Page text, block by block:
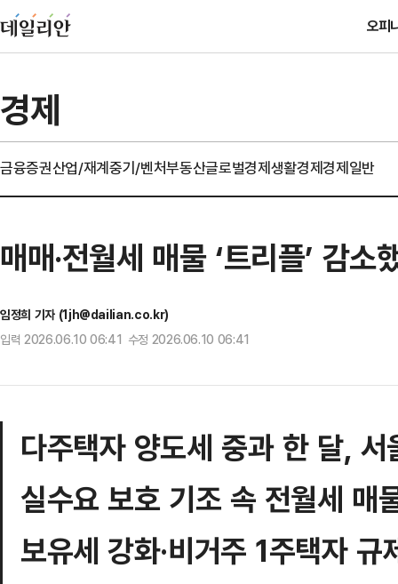
오피
경제
금융증권산업/재계중기/벤처부동산글로벌경제생활경제경제일반
매매·전월세 매물 ‘트리플’ 감
임정희 기자 (1jh@dailian.co.kr)
입력 2026.06.10 06:41 수정 2026.06.10 06:41
다주택자 양도세 중과 한 달,
실수요 보호 기조 속 전월세 매
보유세 강화·비거주 1주택자 규